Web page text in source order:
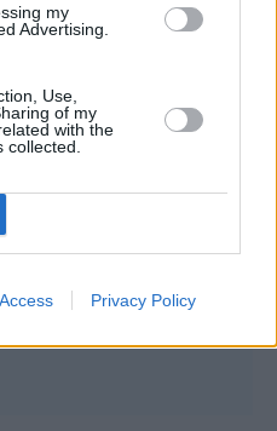
my
Advertising.
Use,
of my
with the
Privacy Policy